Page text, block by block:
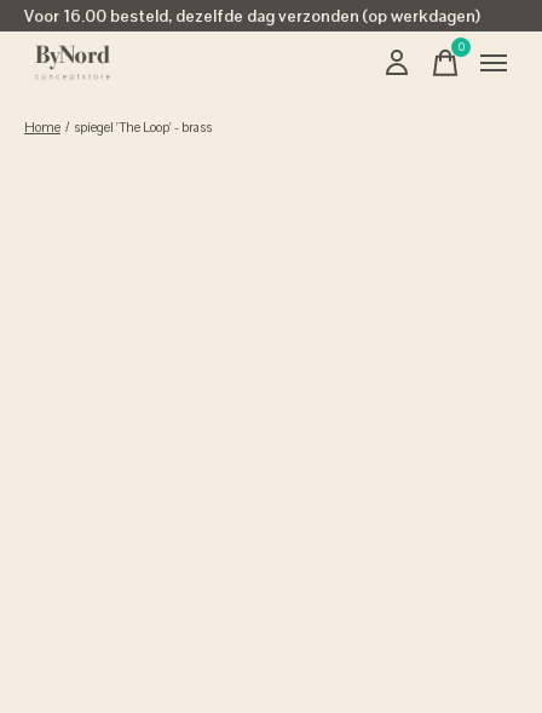
Voor 16.00 besteld, dezelfde dag verzonden (op werkdagen)
0items
Home / spiegel 'The Loop' - brass